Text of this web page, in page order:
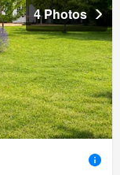
4 Photos